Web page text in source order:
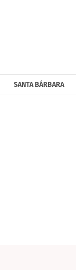
SANTA BÁRBARA